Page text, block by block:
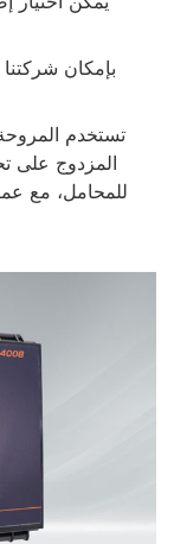
بإمكان
تستخدم
المزدوج على
للمحامل، مع